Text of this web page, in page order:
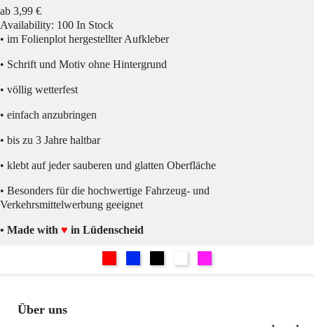
ab Preis
3,99 €
Availability: 100 In Stock
• im Folienplot hergestellter Aufkleber
• Schrift und Motiv ohne Hintergrund
• völlig wetterfest
• einfach anzubringen
• bis zu 3 Jahre haltbar
• klebt auf jeder sauberen und glatten Oberfläche
• Besonders für die hochwertige Fahrzeug- und
Verkehrsmittelwerbung geeignet
• Made with ♥ in Lüdenscheid
Über uns